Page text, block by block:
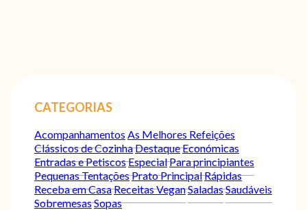
CATEGORIAS
Acompanhamentos As Melhores Refeições
Clássicos de CozinhaDestaqueEconómicas
Entradas e PetiscosEspecialPara principiantes
Pequenas TentaçõesPrato PrincipalRápidas
Receba em CasaReceitas VeganSaladasSaudáveis
SobremesasSopas